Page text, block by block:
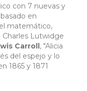
con 7 nuevas y
basado en
matemático,
Lutwidge
Carroll , "Alicia
del espejo y lo
1865 y 1871